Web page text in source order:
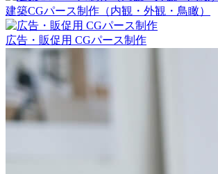
建築CGパース制作（内観・外観・鳥瞰）
広告・販促用 CGパース制作